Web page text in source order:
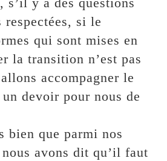
respectées, si le
qui sont mises en
la transition n’est pas
accompagner le
devoir pour nous de
bien que parmi nos
avons dit qu’il faut